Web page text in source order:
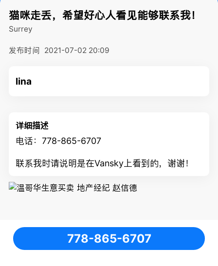
猫咪走丢，希望好心人看见能够联系我！
Surrey
发布时间 2021-07-02 20:09
lina
详细描述
电话：778-865-6707
联系我时请说明是在Vansky上看到的，谢谢！
778-865-6707